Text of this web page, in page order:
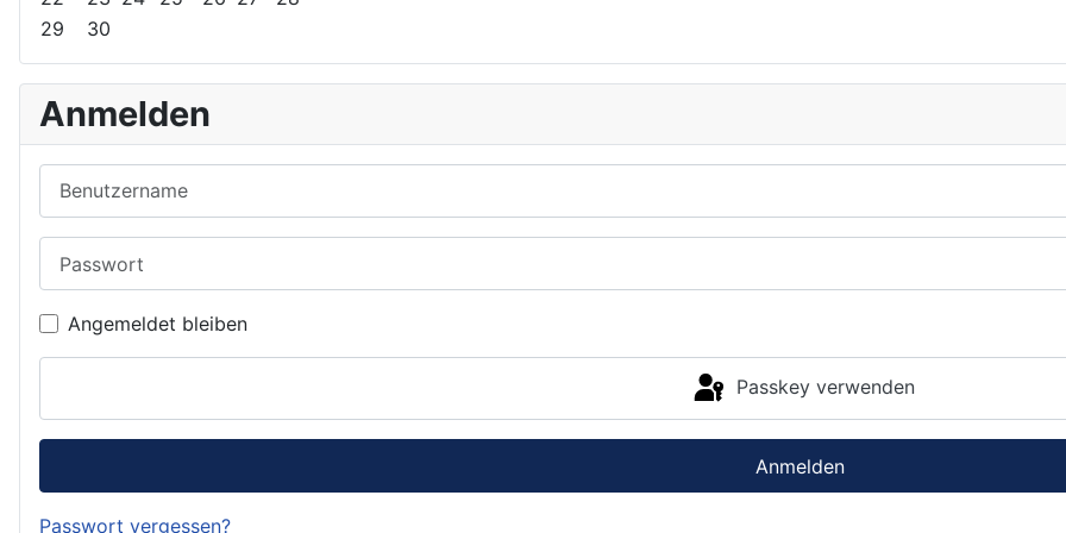
29
30
Anmelden
Angemeldet bleiben
Passkey verwenden
Anmelden
Passwort vergessen?